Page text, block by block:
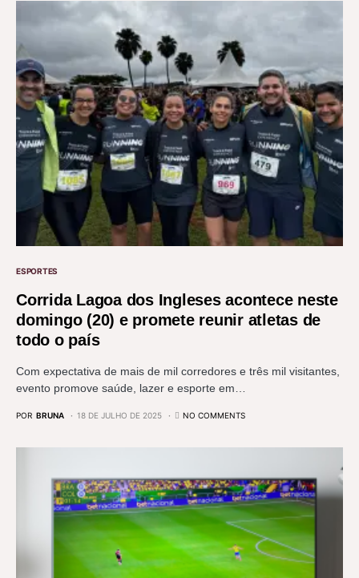
ESPORTES
Corrida Lagoa dos Ingleses acontece neste
domingo (20) e promete reunir atletas de
todo o país
Com expectativa de mais de mil corredores e três mil visitantes,
evento promove saúde, lazer e esporte em…
POR BRUNA 18 DE JULHO DE 2025 NO COMMENTS